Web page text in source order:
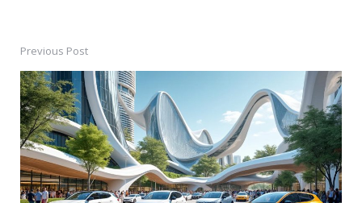
Post
navigation
Previous Post